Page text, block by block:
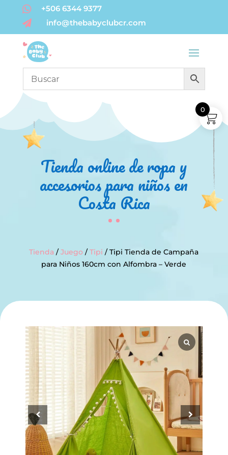
 +506 6344 9377
 info@thebabyclubcr.com
Tienda online de ropa y
accesorios para niños en
Costa Rica
Tienda /Juego /Tipi / Tipi Tienda de Campaña
para Niños 160cm con Alfombra – Verde
0